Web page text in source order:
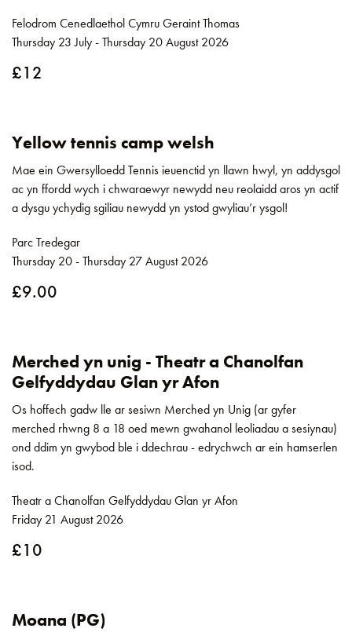
Felodrom Cenedlaethol Cymru Geraint Thomas
Thursday 23 July - Thursday 20 August 2026
£12
Yellow tennis camp welsh
Mae ein Gwersylloedd Tennis ieuenctid yn llawn hwyl, yn addysgol
ac yn ffordd wych i chwaraewyr newydd neu reolaidd aros yn actif
a dysgu ychydig sgiliau newydd yn ystod gwyliau’r ysgol!
Parc Tredegar
Thursday 20 - Thursday 27 August 2026
£9.00
Merched yn unig - Theatr a Chanolfan
Gelfyddydau Glan yr Afon
Os hoffech gadw lle ar sesiwn Merched yn Unig (ar gyfer
merched rhwng 8 a 18 oed mewn gwahanol leoliadau a sesiynau)
ond ddim yn gwybod ble i ddechrau - edrychwch ar ein hamserlen
isod.
Theatr a Chanolfan Gelfyddydau Glan yr Afon
Friday 21 August 2026
£10
Moana (PG)